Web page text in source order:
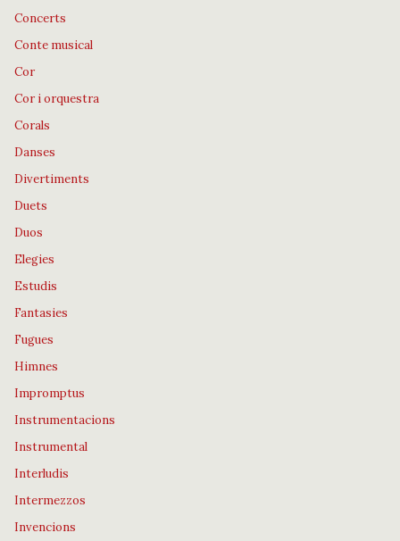
Concerts
Conte musical
Cor
Cor i orquestra
Corals
Danses
Divertiments
Duets
Duos
Elegies
Estudis
Fantasies
Fugues
Himnes
Impromptus
Instrumentacions
Instrumental
Interludis
Intermezzos
Invencions